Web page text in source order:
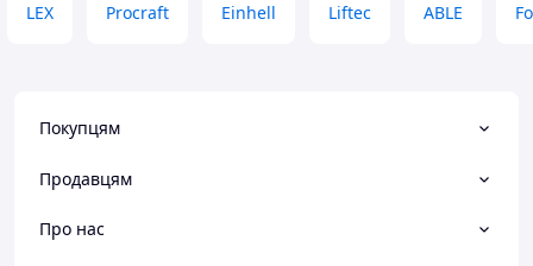
LEX Procraft Einhell Liftec ABLE
Покупцям
Продавцям
Про нас